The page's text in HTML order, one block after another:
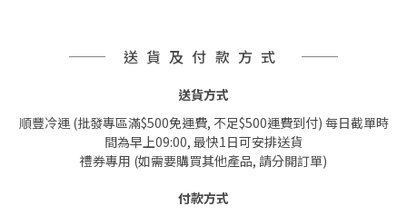
送貨及付款方式
送貨方式
順豐冷運 (批發專區滿$500免運費, 不足$500運費到付) 每日截單時
間為早上09:00, 最快1日可安排送貨
禮券專用 (如需要購買其他產品, 請分開訂單)
付款方式